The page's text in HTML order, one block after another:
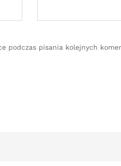
podczas pisania kolejnych